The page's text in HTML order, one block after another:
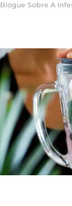
Blogue Sobre A